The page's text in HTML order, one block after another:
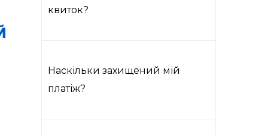
квиток?
Наскільки захищений мій
платіж?